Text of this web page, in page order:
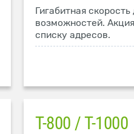
Гигабитная
возможностей.
списку адресов.
T-800 / T-1000